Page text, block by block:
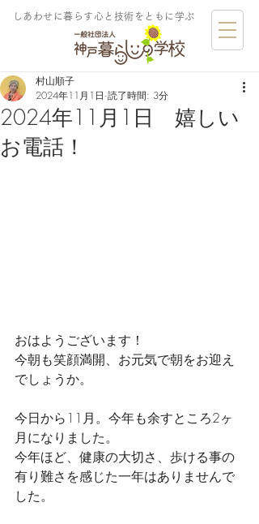
しあわせに暮らす​心と技術をともに学ぶ
2024年11月1日 嬉しい
お電話！
村山順子
2024年11月1日 読了時間: 3分
おはようございます！
今朝も笑顔満開、お元気で朝をお迎え
でしょうか。
今日から11月。今年も余すところ2ヶ
月になりました。
今年ほど、健康の大切さ、歩ける事の
有り難さを感じた一年はありませんで
した。